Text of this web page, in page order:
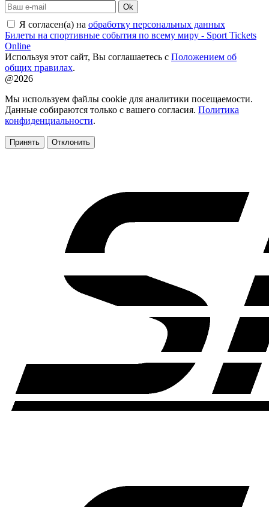
Ok
Я согласен(а) на обработку персональных данных
Билеты на спортивные события по всему миру - Sport Tickets
Online
Используя этот сайт, Вы соглашаетесь с Положением об
общих правилах.
@2026
Мы используем файлы cookie для аналитики посещаемости.
Данные собираются только с вашего согласия. Политика
конфиденциальности.
Принять Отклонить